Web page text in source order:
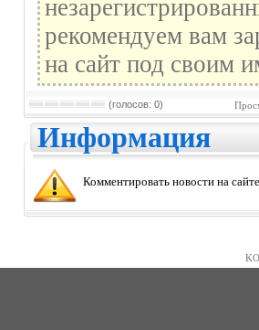
рекомендуем вам
на сайт под своим
(голосов: 0)
Информация
Комментировать новости на